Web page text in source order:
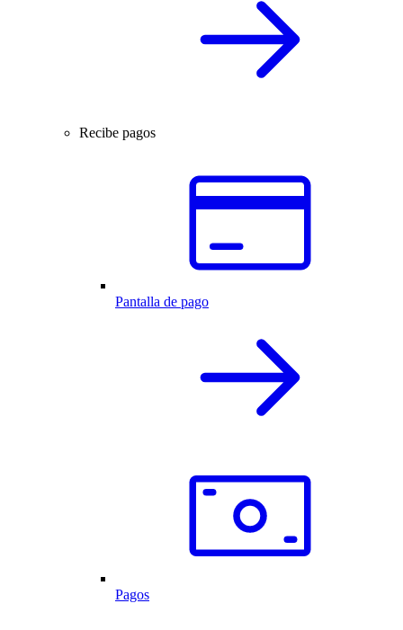
Recibe pagos
Pantalla de pago
Pagos